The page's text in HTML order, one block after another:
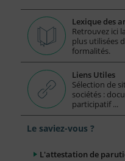
Lexique des
Retrouvez ici
plus utilisées
formalités.
Liens Utiles
Sélection de
sociétés :
participatif ...
Le saviez-vous ?
L'attestation de